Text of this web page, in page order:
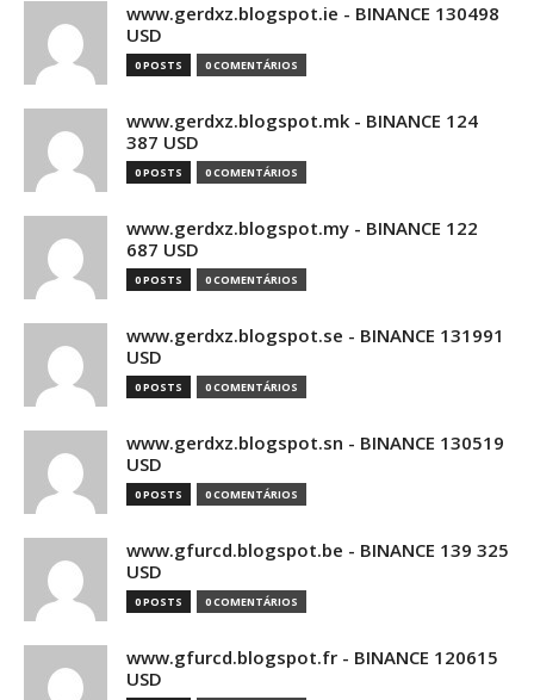
www.gerdxz.blogspot.ie - BINANCE 130498
USD
0 POSTS 0 COMENTÁRIOS
www.gerdxz.blogspot.mk - BINANCE 124
387 USD
0 POSTS 0 COMENTÁRIOS
www.gerdxz.blogspot.my - BINANCE 122
687 USD
0 POSTS 0 COMENTÁRIOS
www.gerdxz.blogspot.se - BINANCE 131991
USD
0 POSTS 0 COMENTÁRIOS
www.gerdxz.blogspot.sn - BINANCE 130519
USD
0 POSTS 0 COMENTÁRIOS
www.gfurcd.blogspot.be - BINANCE 139 325
USD
0 POSTS 0 COMENTÁRIOS
www.gfurcd.blogspot.fr - BINANCE 120615
USD